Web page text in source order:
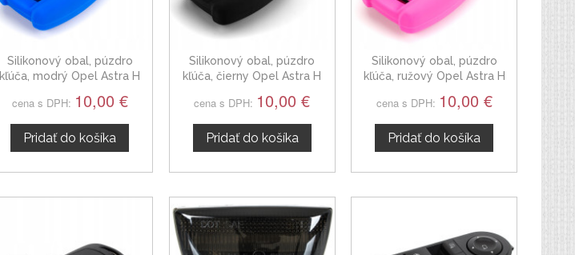
Silikonový obal, púzdro
kľúča, modrý Opel Astra H
cena s DPH: 10,00 €
Pridať do košíka
Silikonový obal, púzdro
kľúča, čierny Opel Astra H
cena s DPH: 10,00 €
Pridať do košíka
Silikonový obal, púzdro
kľúča, ružový Opel Astra H
cena s DPH: 10,00 €
Pridať do košíka